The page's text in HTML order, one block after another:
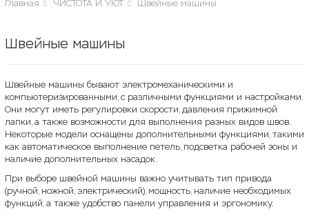
Главная ЧИСТОТА И УЮТ Швейные машины
Швейные машины
Швейные машины бывают электромеханическими и
компьютеризированными, с различными функциями и настройками.
Они могут иметь регулировки скорости, давления прижимной
лапки, а также возможности для выполнения разных видов швов.
Некоторые модели оснащены дополнительными функциями, такими
как автоматическое выполнение петель, подсветка рабочей зоны и
наличие дополнительных насадок.
При выборе швейной машины важно учитывать тип привода
(ручной, ножной, электрический), мощность, наличие необходимых
функций, а также удобство панели управления и эргономику.